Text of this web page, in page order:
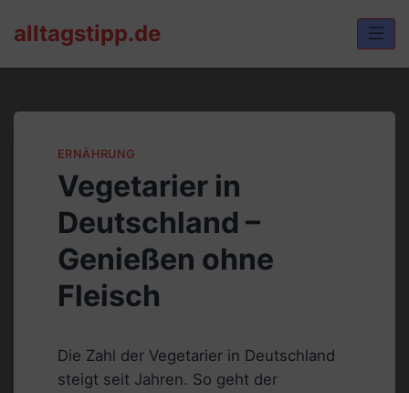
alltagstipp.de
ERNÄHRUNG
Vegetarier in
Deutschland –
Genießen ohne
Fleisch
Die Zahl der Vegetarier in Deutschland
steigt seit Jahren. So geht der